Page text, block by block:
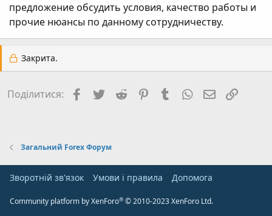
предложение обсудить условия, качество работы и
прочие нюансы по данному сотрудничеству.
Закрита.
Поділитися: Facebook
TwitterReddit PinterestTumblrWhatsApp
E-mail
Загальний Forex Форум
Зворотній зв'язок Умови і правила Дoпoмoга
Community platform by XenForo® © 2010-2023 XenForo Ltd.